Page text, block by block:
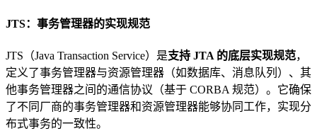
JTS：事务管理器的实现规范
JTS（Java Transaction Service）是支持 JTA 的底层实现规范，
定义了事务管理器与资源管理器（如数据库、消息队列）、其
他事务管理器之间的通信协议（基于 CORBA 规范）。它确保
了不同厂商的事务管理器和资源管理器能够协同工作，实现分
布式事务的一致性。